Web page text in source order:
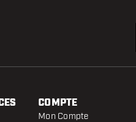
COMPTE
Mon Compte